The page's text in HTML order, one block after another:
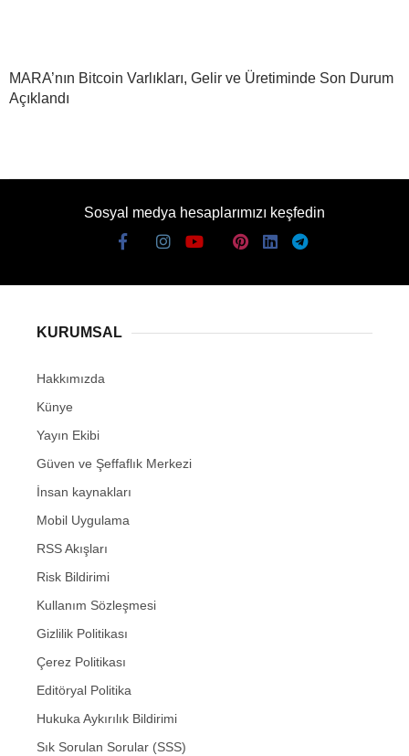
MARA’nın Bitcoin Varlıkları, Gelir ve Üretiminde Son Durum
Açıklandı
Sosyal medya hesaplarımızı keşfedin
KURUMSAL
Hakkımızda
Künye
Yayın Ekibi
Güven ve Şeffaflık Merkezi
İnsan kaynakları
Mobil Uygulama
RSS Akışları
Risk Bildirimi
Kullanım Sözleşmesi
Gizlilik Politikası
Çerez Politikası
Editöryal Politika
Hukuka Aykırılık Bildirimi
Sık Sorulan Sorular (SSS)